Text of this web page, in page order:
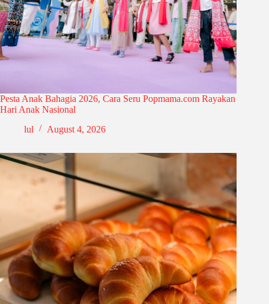
Pesta Anak Bahagia 2026, Cara Seru Popmama.com Rayakan
Hari Anak Nasional
lul
August 4, 2026